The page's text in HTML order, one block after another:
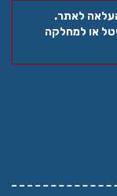
לאתר.
או למחלקה